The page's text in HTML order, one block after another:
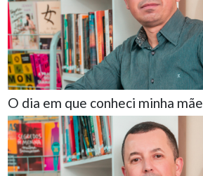
O dia em que conheci minha mãe